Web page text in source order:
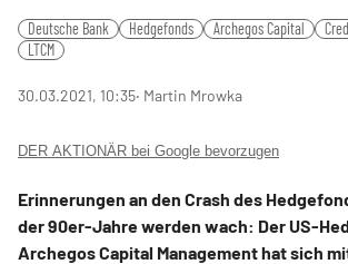
Deutsche Bank Hedgefonds Archegos Capital
LTCM
30.03.2021, 10:35‧ Martin Mrowka
DER AKTIONÄR bei Google bevorzugen
Erinnerungen an den Crash des
der 90er-Jahre werden wach: Der US-
Archegos Capital Management hat sich